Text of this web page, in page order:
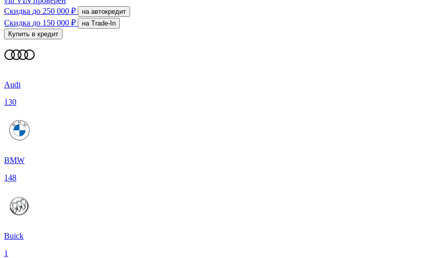
Скидка до 250 000 ₽ на автокредит
Скидка до 150 000 ₽
на Trade-In
Купить в кредит
Audi
130
BMW
148
Buick
1